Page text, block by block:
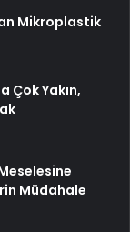
Mikroplastik
Çok Yakın,
Müdahale